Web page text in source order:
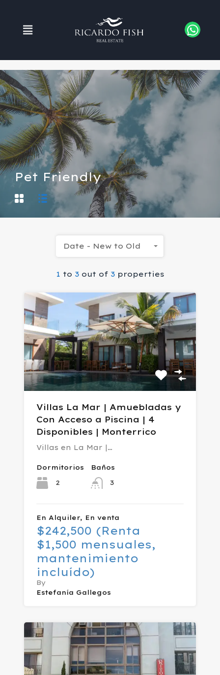
Pet Friendly
1 to 3 out of 3 properties
Date - New to Old
Villas La Mar | Amuebladas y
Con Acceso a Piscina | 4
Disponibles | Monterrico
Villas en La Mar |…
Dormitorios
2
Baños
3
En Alquiler, En venta
$242,500 (Renta
$1,500 mensuales,
mantenimiento
incluído)
By
Estefanía Gallegos